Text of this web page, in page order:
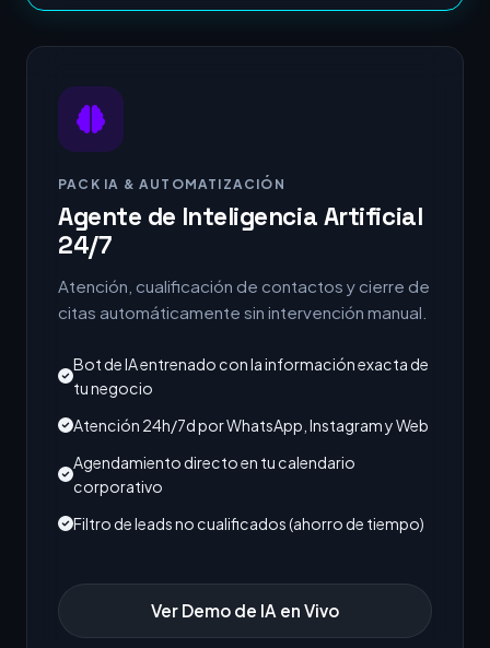
PACK IA & AUTOMATIZACIÓN
Agente de Inteligencia Artificial
24/7
Atención, cualificación de contactos y cierre de
citas automáticamente sin intervención manual.
Bot de IA entrenado con la información exacta de
tu negocio
Atención 24h/7d por WhatsApp, Instagram y Web
Agendamiento directo en tu calendario
corporativo
Filtro de leads no cualificados (ahorro de tiempo)
Ver Demo de IA en Vivo